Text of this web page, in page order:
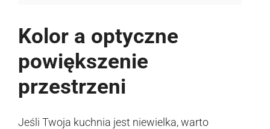
Kolor a optyczne
powiększenie
przestrzeni
Jeśli Twoja kuchnia jest niewielka, warto